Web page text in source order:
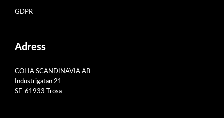
GDPR
Adress
COLIA SCANDINAVIA AB
Industrigatan 21
SE-61933 Trosa